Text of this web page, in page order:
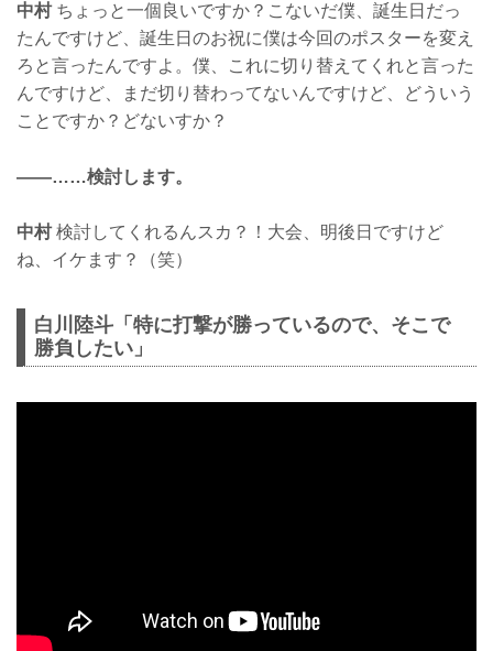
中村ちょっと一個良いですか？こないだ僕、誕生日だっ
たんですけど、誕生日のお祝に僕は今回のポスターを変え
ろと言ったんですよ。僕、これに切り替えてくれと言った
んですけど、まだ切り替わってないんですけど、どういう
ことですか？どないすか？
——……検討します。
中村検討してくれるんスカ？！大会、明後日ですけど
ね、イケます？（笑）
白川陸斗「特に打撃が勝っているので、そこで
勝負したい」